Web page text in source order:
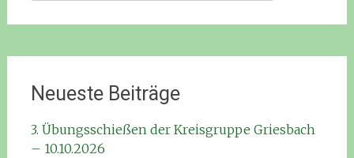
Neueste Beiträge
3. Übungsschießen der Kreisgruppe Griesbach
– 10.10.2026